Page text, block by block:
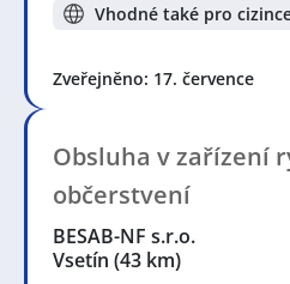
Vhodné také pro
Zveřejněno: 17. července
Obsluha v zařízení
občerstvení
BESAB-NF s.r.o.
Vsetín (43 km)